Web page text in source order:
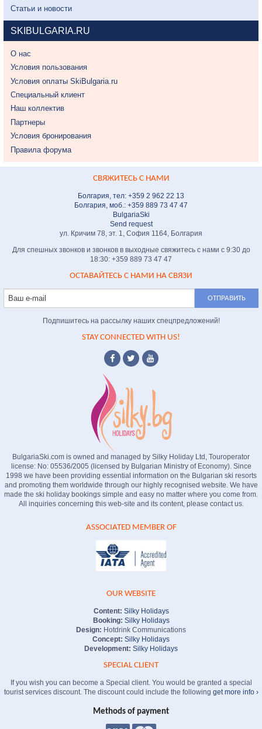
Статьи и новости
SKIBULGARIA.RU
О нас
Условия пользования
Условия оплаты SkiBulgaria.ru
Специальный клиент
Наш коллектив
Партнеры
Условия бронирования
Правила форума
СВЯЖИТЕСЬ С НАМИ
Болгария, тел: +359 2 962 22 13
Болгария, моб.: +359 889 73 47 47
BulgariaSki
Send request
ул. Кричим 78, эт. 1, София 1164, Болгария
Для спешных звонков и звонков в выходные свяжитесь с нами с 9:30 до
18:30: +359 889 73 47 47
ОСТАВАЙТЕСЬ С НАМИ НА СВЯЗИ
Подпишитесь на рассылку наших спецпредложений!
STAY CONNECTED WITH US!
BulgariaSki.com is owned and managed by Silky Holiday Ltd, Touroperator
license: No: 05536/2005 (licensed by Bulgarian Ministry of Economy). Since
1998 we have been providing essential information on the Bulgarian ski resorts
and promoting them worldwide through our highly recognised website. We have
made the ski holiday bookings simple and easy no matter where you come from.
All inquiries concerning this web-site and its content, please contact us.
ASSOCIATED MEMBER OF
OUR WEBSITE
Content: Silky Holidays
Booking: Silky Holidays
Design: Hotdrink Communications
Concept: Silky Holidays
Development: Silky Holidays
SPECIAL CLIENT
If you wish you can become a Special client. You would be granted a special
tourist services discount. The discount could include the following get more info ›
Methods of payment